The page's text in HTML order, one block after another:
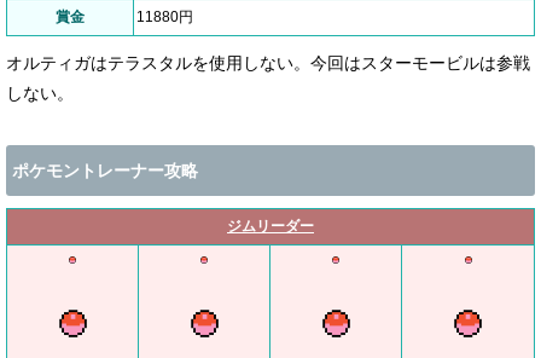
賞金 11880円
オルティガはテラスタルを使用しない。今回はスターモービルは参戦
しない。
ポケモントレーナー攻略
ジムリーダー